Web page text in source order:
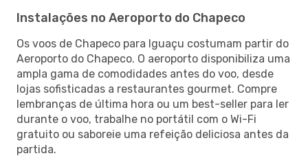
Instalações no Aeroporto do Chapeco
Os voos de Chapeco para Iguaçu costumam partir do
Aeroporto do Chapeco. O aeroporto disponibiliza uma
ampla gama de comodidades antes do voo, desde
lojas sofisticadas a restaurantes gourmet. Compre
lembranças de última hora ou um best-seller para ler
durante o voo, trabalhe no portátil com o Wi-Fi
gratuito ou saboreie uma refeição deliciosa antes da
partida.